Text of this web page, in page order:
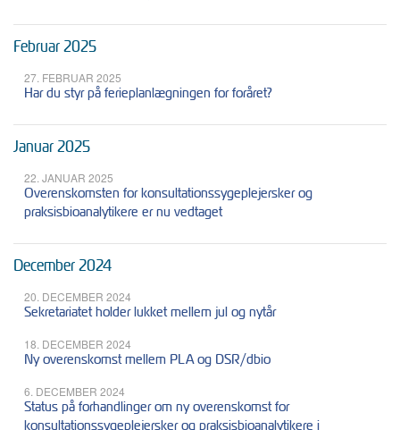
Februar 2025
27. FEBRUAR 2025
Har du styr på ferieplanlægningen for foråret?
Januar 2025
22. JANUAR 2025
Overenskomsten for konsultationssygeplejersker og
praksisbioanalytikere er nu vedtaget
December 2024
20. DECEMBER 2024
Sekretariatet holder lukket mellem jul og nytår
18. DECEMBER 2024
Ny overenskomst mellem PLA og DSR/dbio
6. DECEMBER 2024
Status på forhandlinger om ny overenskomst for
konsultationssygeplejersker og praksisbioanalytikere i